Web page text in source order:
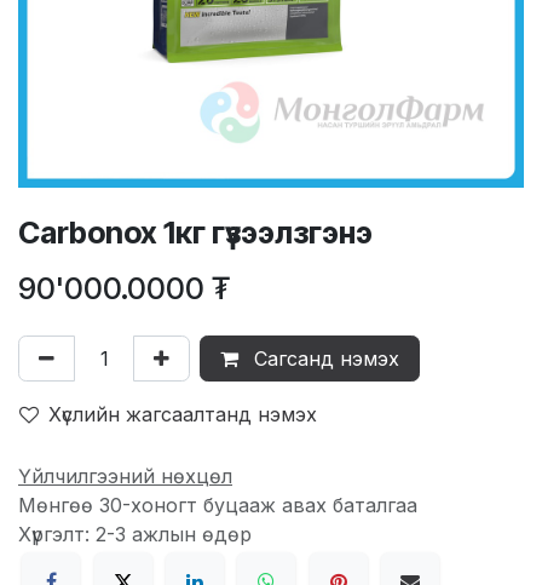
Carbonox 1кг гүзээлзгэнэ
90'000.0000 ₮
Сагсанд нэмэх
Хүслийн жагсаалтанд нэмэх
Үйлчилгээний нөхцөл
Мөнгөө 30-хоногт буцааж авах баталгаа
Хүргэлт: 2-3 ажлын өдөр